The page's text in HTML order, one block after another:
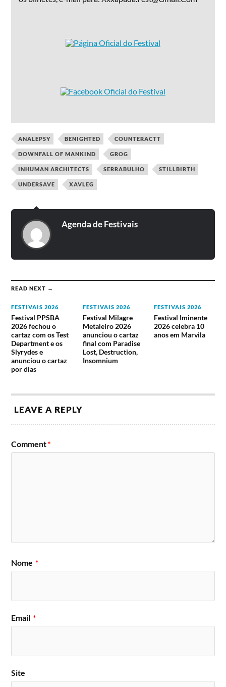
ANALEPSY BENIGHTED COUNTERACTT
DOWNFALL OF MANKIND GROG
INHUMAN ARCHITECTS SERRABULHO STILLBIRTH
UNDERSAVE XAVLEG
Agenda de Festivais
READ NEXT →
FESTIVAIS 2026
Festival PPSBA
2026 fechou o
cartaz com os Test
Department e os
Slyrydes e
anunciou o cartaz
por dias
FESTIVAIS 2026
Festival Milagre
Metaleiro 2026
anunciou o cartaz
final com Paradise
Lost, Destruction,
Insomnium
FESTIVAIS 2026
Festival Iminente
2026 celebra 10
anos em Marvila
LEAVE A REPLY
Comment*
Nome *
Email *
Site